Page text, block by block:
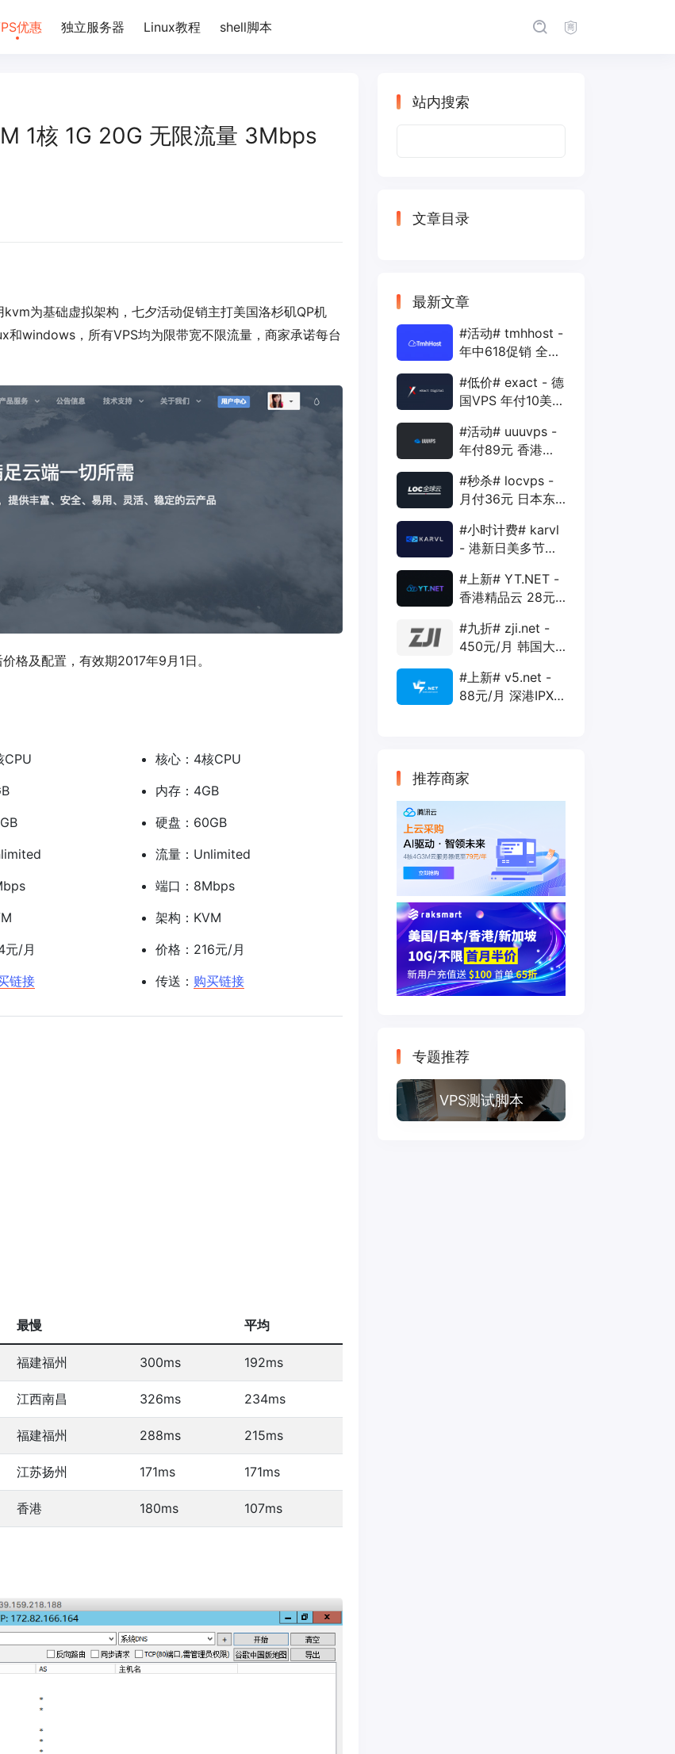
优惠 独立服务器 Linux教程 shell脚本
1核 1G 20G 无限流量 3Mbps
为基础虚拟架构，七夕活动促销主打美国洛杉矶QP机
和windows，所有VPS均为限带宽不限流量，商家承诺每台
格及配置，有效期2017年9月1日。
CPU
元/月
链接
核心：4核CPU
内存：4GB
硬盘：60GB
流量：Unlimited
端口：8Mbps
架构：KVM
价格：216元/月
传送： 购买链接
最慢 平均
福建福州 300ms 192ms
江西南昌 326ms 234ms
福建福州 288ms 215ms
江苏扬州 171ms 171ms
香港 180ms 107ms
站内搜索
文章目录
最新文章
#活动# tmhhost -
年中618促销 全场
年付VPS
#低价# exact - 德
国VPS 年付10美元
1Gbps
#活动# uuuvps -
年付89元 香港
400G 30M
#秒杀# locvps -
月付36元 日本东
40G 1T 450Mbps
#小时计费# karvl
- 港新日美多节点
20G 5T 1Gbps
#上新# YT.NET -
香港精品云 28元/
AS10099+移动
CMI
#九折# zji.net -
450元/月 韩国大
优化和纯国际线路
#上新# v5.net -
88元/月 深港IPX
推荐商家
专题推荐
VPS测试脚本